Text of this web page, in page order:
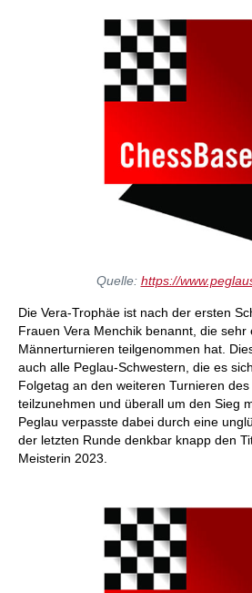
Quelle: https://
Die Vera-Trophäe ist nach der ersten
Frauen Vera Menchik benannt, die sehr
Männerturnieren teilgenommen hat.
auch alle Peglau-Schwestern, die es
Folgetag an den weiteren Turnieren
teilzunehmen und überall um den Sieg
Peglau verpasste dabei durch eine
der letzten Runde denkbar knapp den
Meisterin 2023.